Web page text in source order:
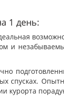
1 день:
и